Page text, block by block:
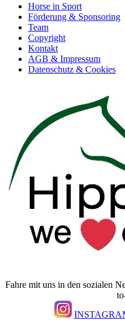
Horse in Sport
Förderung & Sponsoring
Team
Copyright
Kontakt
AGB & Impressum
Datenschutz & Cookies
Fahre mit uns in den sozialen